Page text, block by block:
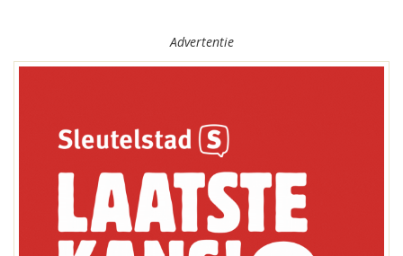
Advertentie